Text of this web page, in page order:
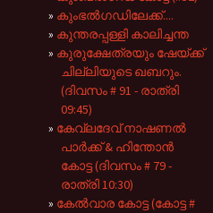
കുംഭൽഗഡിലേക്ക്....
കുന്തരപ്പള്ളി കാലിച്ചന്ത
കുരുക്ഷേത്രയും ഷേയ്ക്ക്
ചില്ലിയുടെ ഖബറും.
(ദിവസം # 91 - രാത്രി
09:45)
കേവ്ലദേവ് നാഷണൽ
പാർക്ക് & ഹിന്തോൻ
കോട്ട (ദിവസം # 79 -
രാത്രി 10:30)
കേൽവാര കോട്ട (കോട്ട #